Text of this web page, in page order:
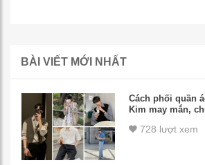
BÀI VIẾT MỚI NHẤT
Cách phối quần
Kim may mắn,
728 lượt xem